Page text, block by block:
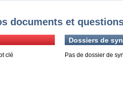
documents et
clé
Dossiers de
Pas de dossier de